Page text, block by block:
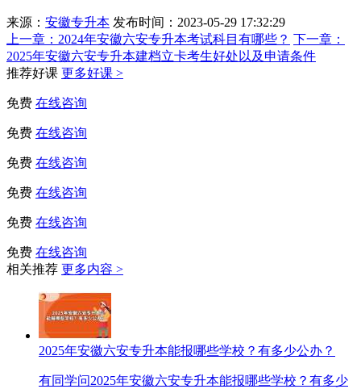
来源： 安徽专升本 发布时间：2023-05-29 17:32:29
上一章： 2024年安徽六安专升本考试科目有哪些？ 下一章：
2025年安徽六安专升本建档立卡考生好处以及申请条件
推荐好课 更多好课 >
免费 在线咨询
免费 在线咨询
免费 在线咨询
免费 在线咨询
免费 在线咨询
免费 在线咨询
相关推荐 更多内容 >
2025年安徽六安专升本能报哪些学校？有多少公办？
有同学问2025年安徽六安专升本能报哪些学校？有多少